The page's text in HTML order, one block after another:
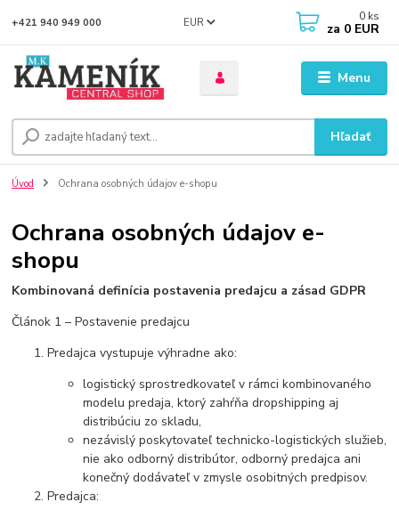
Menu
EUR
Hľadať
+421 940 949 000 0 ks
za 0 EUR
Úvod Ochrana osobných údajov e-shopu
Ochrana osobných údajov e-
shopu
Kombinovaná definícia postavenia predajcu a zásad GDPR
Článok 1 – Postavenie predajcu
Predajca vystupuje výhradne ako:
logistický sprostredkovateľ v rámci kombinovaného
modelu predaja, ktorý zahŕňa dropshipping aj
distribúciu zo skladu,
nezávislý poskytovateľ technicko-logistických služieb,
nie ako odborný distribútor, odborný predajca ani
konečný dodávateľ v zmysle osobitných predpisov.
Predajca: